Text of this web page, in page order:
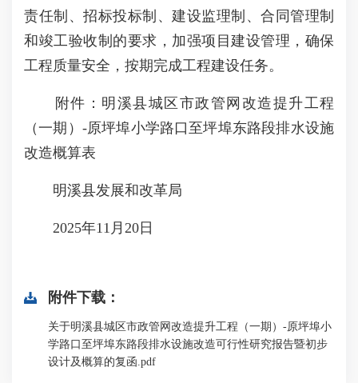
责任制、招标投标制、建设监理制、合同管理制
和竣工验收制的要求，加强项目建设管理，确保
工程质量安全，按期完成工程建设任务。
附件：明溪县城区市政管网改造提升工程
（一期）-原坪埠小学路口至坪埠东路段排水设施
改造概算表
明溪县发展和改革局
2025年11月20日
附件下载：
关于明溪县城区市政管网改造提升工程（一期）-原坪埠小
学路口至坪埠东路段排水设施改造可行性研究报告暨初步
设计及概算的复函.pdf